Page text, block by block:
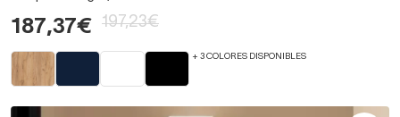
187,37€ 197,23€
+ 3 COLORES DISPONIBLES